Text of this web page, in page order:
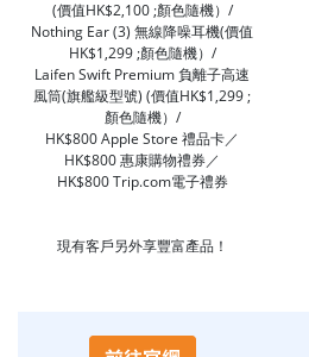
(價值HK$2,100 ;顏色隨機）/
Nothing Ear (3) 無線降噪耳機(價值
HK$1,299 ;顏色隨機）/
Laifen Swift Premium 負離子高速
風筒(旗艦級型號) (價值HK$1,299 ;
顏色隨機）/
HK$800 Apple Store 禮品卡／
HK$800 惠康購物禮券／
HK$800 Trip.com電子禮券
現有客戶另外享豐富產品！